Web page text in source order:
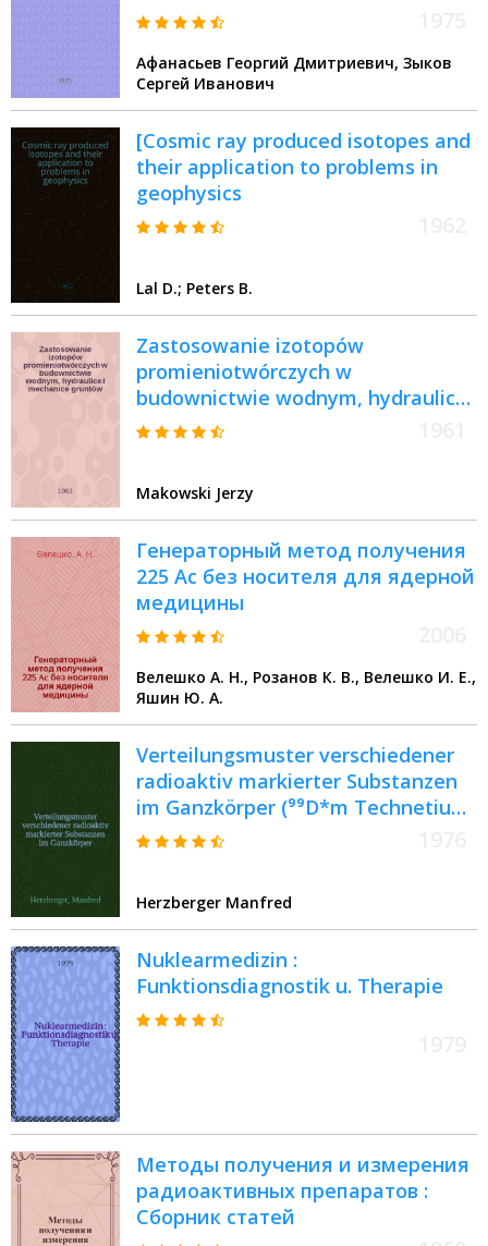
Афанасьев Георгий Дмитриевич, Зыков
Сергей Иванович
[Cosmic ray produced isotopes and
their application to problems in
geophysics
Lal D.; Peters B.
Zastosowanie izotopów
promieniotwórczych w
budownictwie wodnym, hydraulice
i mechanice gruntów
Makowski Jerzy
Генераторный метод получения
225 Ac без носителя для ядерной
медицины
Велешко А. Н., Розанов К. В., Велешко И. Е.,
Яшин Ю. А.
Verteilungsmuster verschiedener
radioaktiv markierter Substanzen
im Ganzkörper (⁹⁹D*m Technetium-
Pertechnetat, ⁷⁵Selen-Methionin,
Kolloid) : Inaug.-Diss. ... der Med.
Fak. der ... Univ. zu Tübingen
Herzberger Manfred
Nuklearmedizin :
Funktionsdiagnostik u. Therapie
Методы получения и измерения
радиоактивных препаратов :
Сборник статей